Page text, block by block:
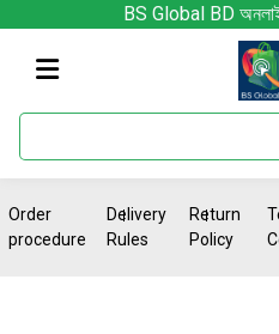
BS Global BD অনলাইন
Order
procedure
Delivery
Rules
Return
Policy